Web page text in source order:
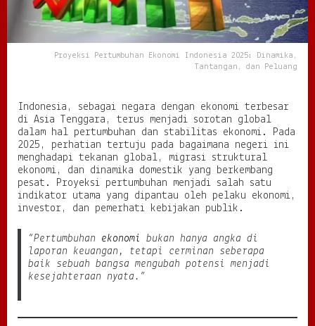
o
n
o
o
n
e
s
i
2
0
2
:
D
i
n
i
Proyeksi Pertumbuhan Ekonomi Indonesia 2025: Dinamika,
Tantangan, dan Peluang
Indonesia, sebagai negara dengan ekonomi terbesar
di Asia Tenggara, terus menjadi sorotan global
dalam hal pertumbuhan dan stabilitas ekonomi. Pada
2025, perhatian tertuju pada bagaimana negeri ini
menghadapi tekanan global, migrasi struktural
ekonomi, dan dinamika domestik yang berkembang
pesat. Proyeksi pertumbuhan menjadi salah satu
indikator utama yang dipantau oleh pelaku ekonomi,
investor, dan pemerhati kebijakan publik.
“Pertumbuhan ekonomi
bukan hanya angka di
laporan keuangan, tetapi cerminan seberapa
baik sebuah bangsa mengubah potensi menjadi
kesejahteraan nyata.”